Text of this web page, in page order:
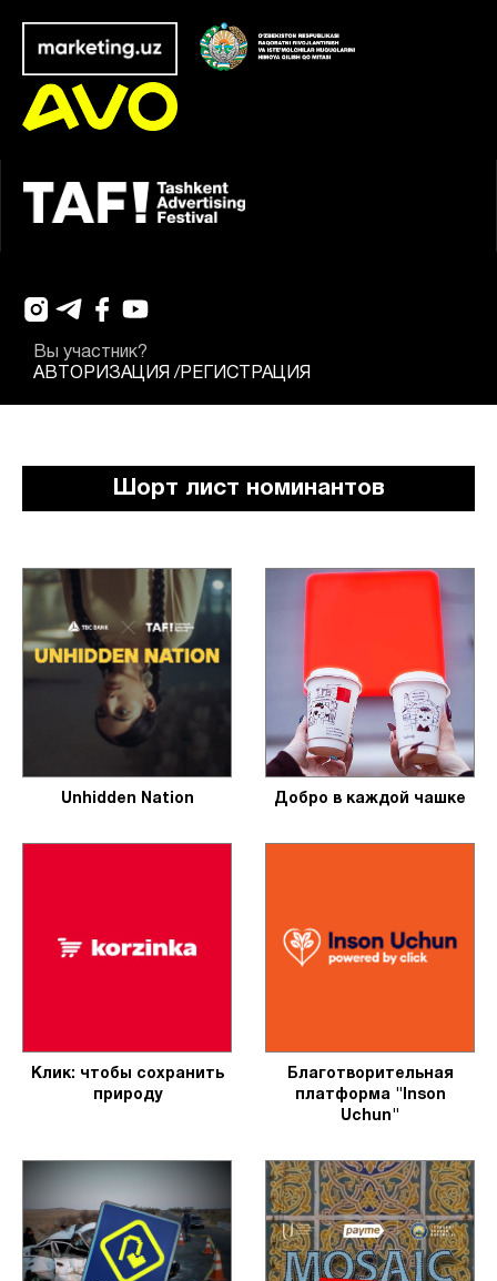
Вы участник?
АВТОРИЗАЦИЯ / РЕГИСТРАЦИЯ
Шорт лист номинантов
Unhidden Nation Добро в каждой чашке
Клик: чтобы сохранить
природу
Благотворительная
платформа "Inson
Uchun"